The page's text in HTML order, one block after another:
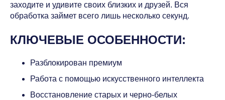
заходите и удивите своих близких и друзей. Вся
обработка займет всего лишь несколько секунд.
КЛЮЧЕВЫЕ ОСОБЕННОСТИ:
Разблокирован премиум
Работа с помощью искусственного интеллекта
Восстановление старых и черно-белых